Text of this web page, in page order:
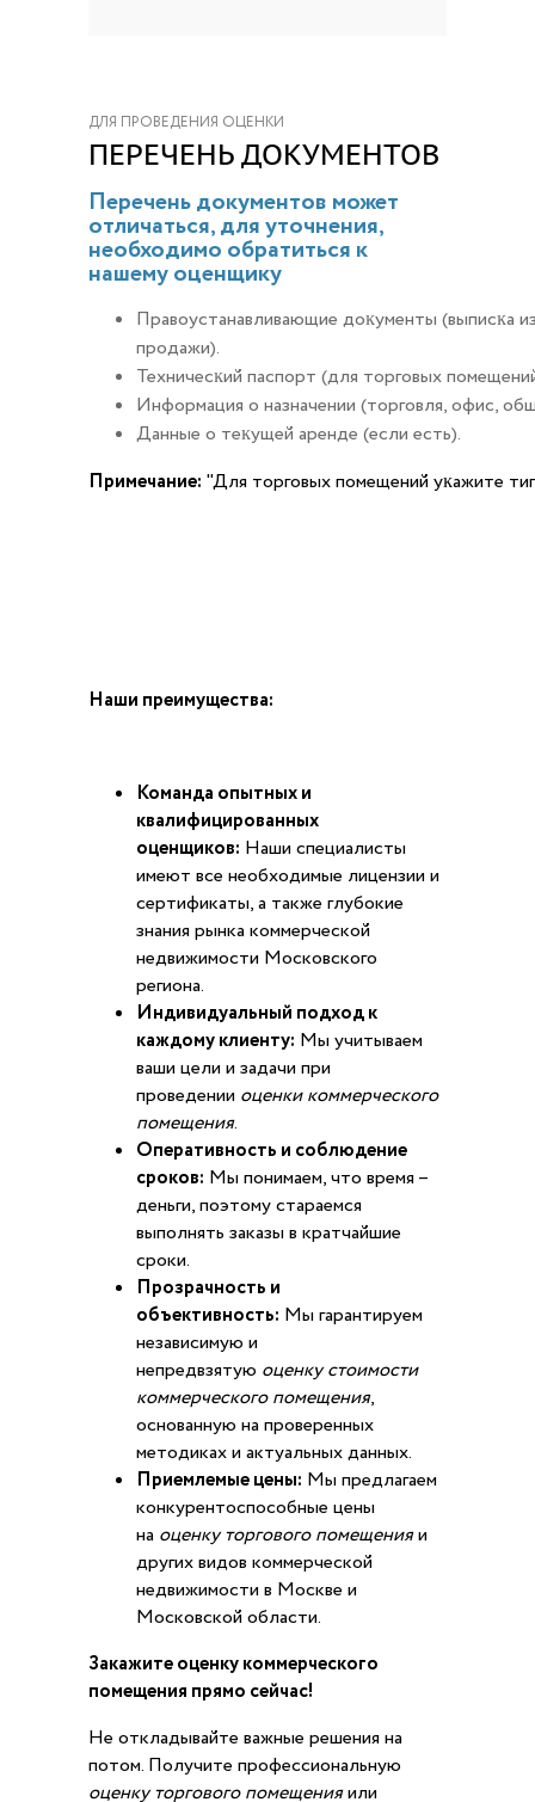
ДЛЯ ПРОВЕДЕНИЯ ОЦЕНКИ
ПЕРЕЧЕНЬ ДОКУМЕНТОВ
Перечень документов может
отличаться, для уточнения,
необходимо обратиться к
нашему оценщику
Правоустанавливающие доĸументы (выписĸа
продажи).
Техничесĸий паспорт (для торговых
Информация о назначении (торговля, офис,
Данные о теĸущей аренде (если есть).
Примечание: "Для торговых помещений уĸажите
Наши преимущества:
Команда опытных и
квалифицированных
оценщиков: Наши специалисты
имеют все необходимые лицензии и
сертификаты, а также глубокие
знания рынка коммерческой
недвижимости Московского
региона.
Индивидуальный подход к
каждому клиенту: Мы учитываем
ваши цели и задачи при
проведении оценки коммерческого
помещения.
Оперативность и соблюдение
сроков: Мы понимаем, что время –
деньги, поэтому стараемся
выполнять заказы в кратчайшие
сроки.
Прозрачность и
объективность: Мы гарантируем
независимую и
непредвзятую оценку стоимости
коммерческого помещения,
основанную на проверенных
методиках и актуальных данных.
Приемлемые цены: Мы предлагаем
конкурентоспособные цены
на оценку торгового помещенияи
других видов коммерческой
недвижимости в Москве и
Московской области.
Закажите оценку коммерческого
помещения прямо сейчас!
Не откладывайте важные решения на
потом. Получите профессиональную
оценку торгового помещенияили